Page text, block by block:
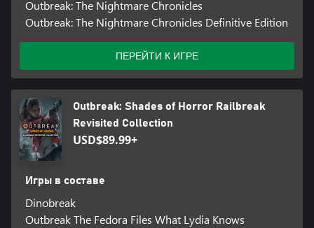
Outbreak: The Nightmare Chronicles
Outbreak: The Nightmare Chronicles Definitive Edition
ПЕРЕЙТИ К ИГРЕ
Outbreak: Shades of Horror Railbreak
Revisited Collection
USD$89.99+
Игры в составе
Dinobreak
Outbreak The Fedora Files What Lydia Knows